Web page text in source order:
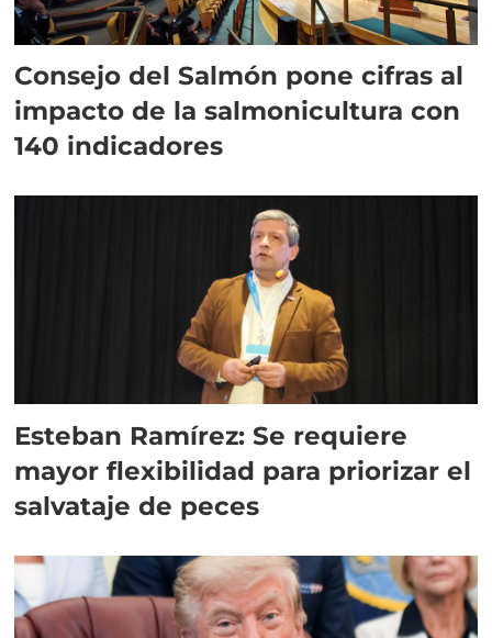
Consejo del Salmón pone cifras al
impacto de la salmonicultura con
140 indicadores
Esteban Ramírez: Se requiere
mayor flexibilidad para priorizar el
salvataje de peces